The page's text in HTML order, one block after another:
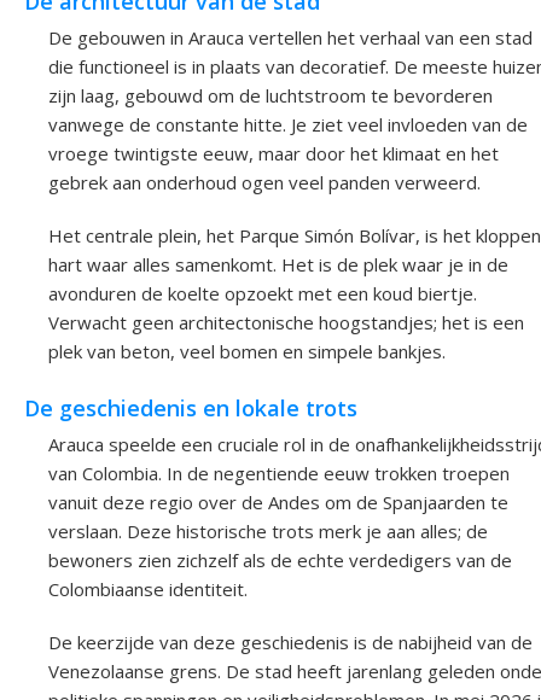
De gebouwen in Arauca vertellen het verhaal van een stad
die functioneel is in plaats van decoratief. De meeste
zijn laag, gebouwd om de luchtstroom te bevorderen
vanwege de constante hitte. Je ziet veel invloeden van de
vroege twintigste eeuw, maar door het klimaat en het
gebrek aan onderhoud ogen veel panden verweerd.
Het centrale plein, het Parque Simón Bolívar, is het
hart waar alles samenkomt. Het is de plek waar je in de
avonduren de koelte opzoekt met een koud biertje.
Verwacht geen architectonische hoogstandjes; het is een
plek van beton, veel bomen en simpele bankjes.
De geschiedenis en lokale trots
Arauca speelde een cruciale rol in de
van Colombia. In de negentiende eeuw trokken troepen
vanuit deze regio over de Andes om de Spanjaarden te
verslaan. Deze historische trots merk je aan alles; de
bewoners zien zichzelf als de echte verdedigers van de
Colombiaanse identiteit.
De keerzijde van deze geschiedenis is de nabijheid van de
Venezolaanse grens. De stad heeft jarenlang geleden